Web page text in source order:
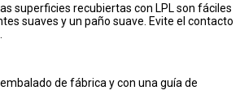
superficies recubiertas con LPL son fáciles
suaves y un paño suave. Evite el contacto
de fábrica y con una guía de